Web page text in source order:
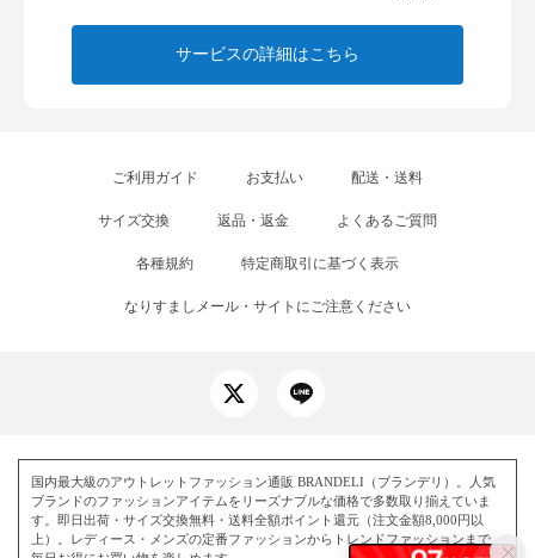
サービスの詳細はこちら
ご利用ガイド お支払い 配送・送料
サイズ交換 返品・返金 よくあるご質問
各種規約 特定商取引に基づく表示
なりすましメール・サイトにご注意ください
国内最大級のアウトレットファッション通販 BRANDELI（ブランデリ）。人気
ブランドのファッションアイテムをリーズナブルな価格で多数取り揃えていま
す。即日出荷・サイズ交換無料・送料全額ポイント還元（注文金額8,000円以
上）。レディース・メンズの定番ファッションからトレンドファッションまで、